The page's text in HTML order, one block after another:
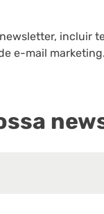
incluir
e-mail marketing.